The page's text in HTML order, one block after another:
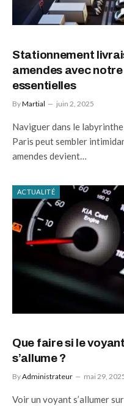
Stationnement
amendes avec
essentielles
ByMartial juin 2, 2025
Naviguer dans le
Paris peut sembler
amendes devient…
ACTUALITÉ
Que faire si le
s’allume ?
ByAdministrateur mai 29,
Voir un voyant s’allumer